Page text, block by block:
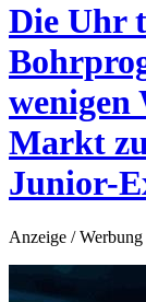
Die Uhr
wenigen
Markt
Junior-
Anzeige / Werbung